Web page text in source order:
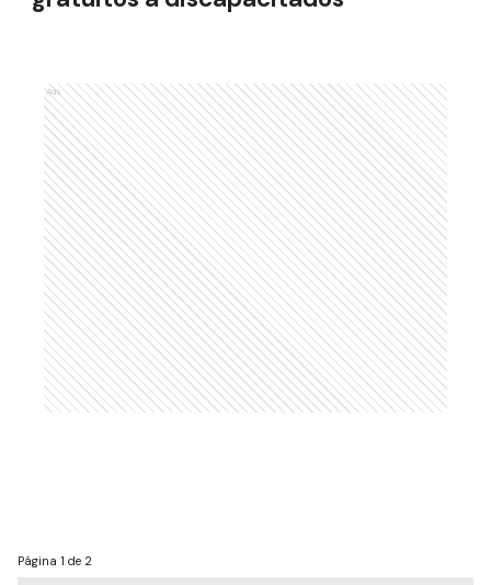
Ads
Página 1 de 2